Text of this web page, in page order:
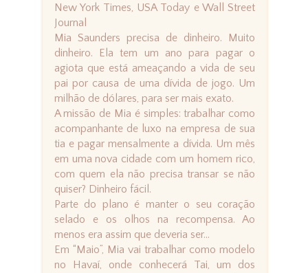
New York Times, USA Today e Wall Street
Journal
Mia Saunders precisa de dinheiro. Muito
dinheiro. Ela tem um ano para pagar o
agiota que está ameaçando a vida de seu
pai por causa de uma dívida de jogo. Um
milhão de dólares, para ser mais exato.
A missão de Mia é simples: trabalhar como
acompanhante de luxo na empresa de sua
tia e pagar mensalmente a dívida. Um mês
em uma nova cidade com um homem rico,
com quem ela não precisa transar se não
quiser? Dinheiro fácil.
Parte do plano é manter o seu coração
selado e os olhos na recompensa. Ao
menos era assim que deveria ser...
Em “Maio”, Mia vai trabalhar como modelo
no Havaí, onde conhecerá Tai, um dos